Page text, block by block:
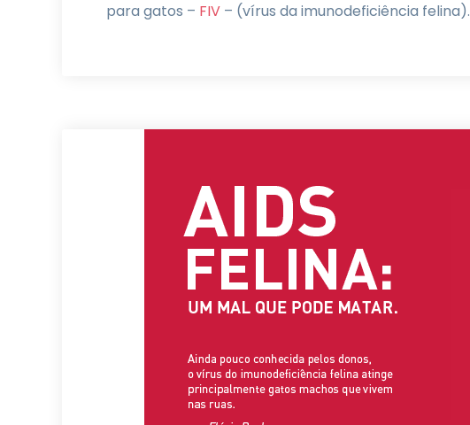
para gatos – FIV– (vírus da imunodeficiência felina).